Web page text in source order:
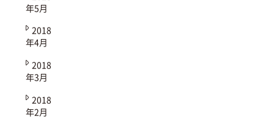
年5月
2018
年4月
2018
年3月
2018
年2月